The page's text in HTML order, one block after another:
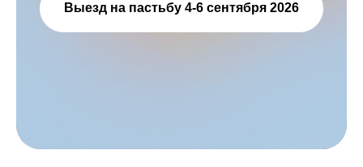
Выезд на пастьбу 4-6 сентября 2026